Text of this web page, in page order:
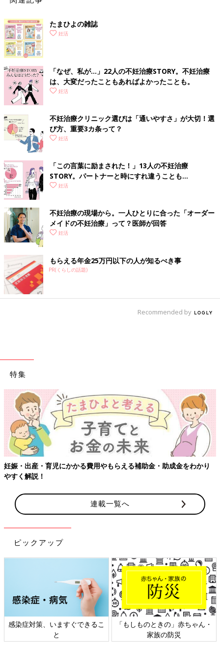
大学はストレートで卒業、希望の企業に就職、結婚もして、順調
だった私の人生。だから妊娠も望めばすぐにできると思っていま
した。
でも予想に反して全然妊娠せず、悶々とした日々。
今思うと、なぜそういう思考に至ったのか自分でも不思議なので
すが、不妊治療を始める前の私は「これまで順調だったから、き
持ちと、「まだあせらなくてもいい」というサバサバした考えの
両方を抱え、次に踏み出せないまま30代を迎えたのです。
[わぐり]
6年間の妊活を経て、2018年4月に第1子を出産。
たまひよONLINE連載「モヤサバ妊活」では、妊活・不妊治療を
していたときの体験と気持ちについて、全10回にわたり詳しくレ
ポートしている。
●わぐりさんのマンガ紹介
「モヤサバ妊活」
：2年の不妊治療を経て子どもを授かるまで
「妊婦のハッケン」：妊娠中に発見して面白いなーと思ったこと
を紹介
の自分に伝えたいことを紹介
「ハハのさけび」：育児をする中での気持ちの変化や、母親にな
関連：吉田明世さん 妊活インタビュー 多嚢胞性卵巣症候群を乗
り越えて
構成・取材・文／津島千佳
※記事内容、日付、監修者の肩書、年齢などは掲載当時のもので
す。
▼『妊活たまごクラブ 不妊治療クリニック受診ガイド2019-
2020』は、妊活から一歩踏み出して、不妊治療を考え始めたら
たまひよの雑誌
妊活
「なぜ、私が…」22人の不妊治療STORY。不妊治療
は、大変だったこともあればよかったことも。
妊活
不妊治療クリニック選びは「通いやすさ」が大切！選
び方、重要3カ条って？
妊活
「この言葉に励まされた！」13人の不妊治療
STORY。パートナーと時にすれ違うことも…
妊活
不妊治療の現場から。一人ひとりに合った「オーダー
メイドの不妊治療」って？医師が回答
妊活
もらえる年金25万円以下の人が知るべき事
PR(くらしの話題)
Recommended by
特集
妊娠・出産・育児にかかる費用やもらえる補助金・助成金をわかり
やすく解説！
連載一覧へ
ピックアップ
感染症対策、いますぐできるこ
と
「もしものときの」赤ちゃん・
家族の防災